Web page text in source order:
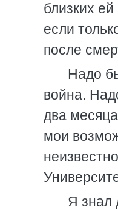
близких
если
после
Надо
война.
два
мои
Я знал